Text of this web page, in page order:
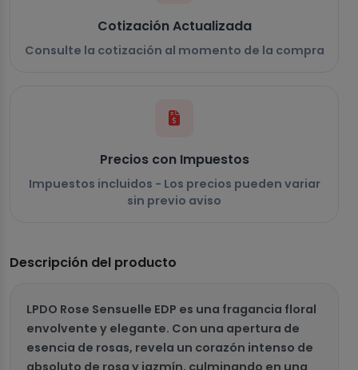
Cotización Actualizada
Consulte la cotización al momento de la compra
Precios con Impuestos
Impuestos incluidos - Los precios pueden variar
sin previo aviso
Descripción del producto
LPDO Rose Sensuelle EDP es una fragancia floral
envolvente y elegante. Con una apertura de
esencia de rosas, revela un corazón intenso de